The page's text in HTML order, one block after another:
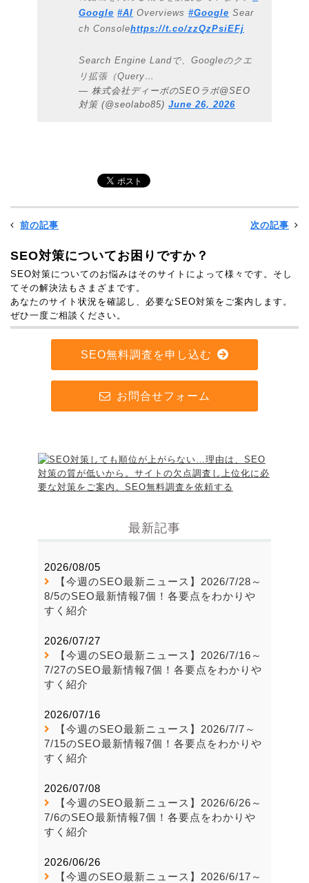
Google #AI Overviews #Google Sear
ch Consolehttps://t.co/zzQzPsiEFj
Search Engine Landで、Googleのクエ
リ拡張（Query…
— 株式会社ディーボのSEOラボ@SEO
対策 (@seolabo85) June 26, 2026
前の記事 次の記事
SEO対策についてお困りですか？
SEO対策についてのお悩みはそのサイトによって様々です。そし
てその解決法もさまざまです。
あなたのサイト状況を確認し、必要なSEO対策をご案内します。
ぜひ一度ご相談ください。
SEO無料調査を申し込む
お問合せフォーム
最新記事
2026/08/05
【今週のSEO最新ニュース】2026/7/28～
8/5のSEO最新情報7個！各要点をわかりや
すく紹介
2026/07/27
【今週のSEO最新ニュース】2026/7/16～
7/27のSEO最新情報7個！各要点をわかりや
すく紹介
2026/07/16
【今週のSEO最新ニュース】2026/7/7～
7/15のSEO最新情報7個！各要点をわかりや
すく紹介
2026/07/08
【今週のSEO最新ニュース】2026/6/26～
7/6のSEO最新情報7個！各要点をわかりや
すく紹介
2026/06/26
【今週のSEO最新ニュース】2026/6/17～